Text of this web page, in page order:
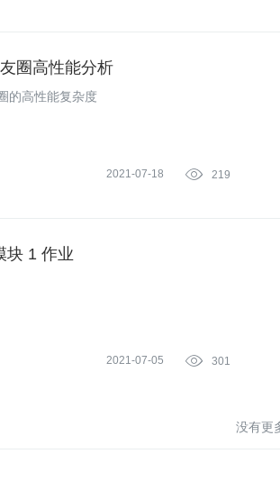
圈高性能分析
的高性能复杂度
2021-07-18  219
块 1 作业
2021-07-05  301
没有更